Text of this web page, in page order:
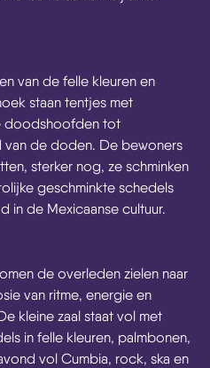
van de felle kleuren en
staan tentjes met
doodshoofden tot
van de doden. De bewoners
sterker nog, ze schminken
geschminkte schedels
de Mexicaanse cultuur.
de overleden zielen naar
van ritme, energie en
kleine zaal staat vol met
in felle kleuren, palmbonen,
vol Cumbia, rock, ska en